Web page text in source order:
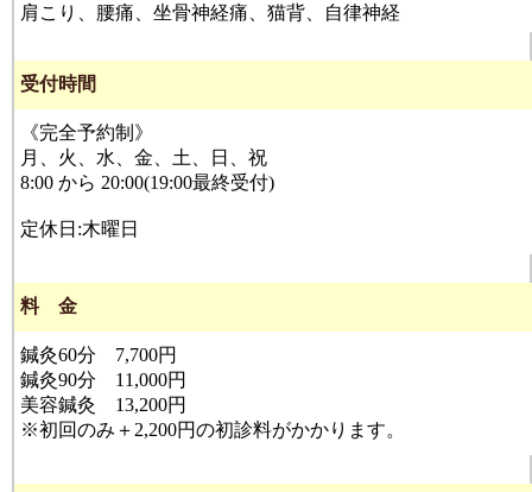
肩こり、腰痛、坐骨神経痛、猫背、自律神経
受付時間
《完全予約制》
月、火、水、金、土、日、祝
8:00 から 20:00(19:00最終受付)
定休日:木曜日
料 金
鍼灸60分 7,700円
鍼灸90分 11,000円
美容鍼灸 13,200円
※初回のみ＋2,200円の初診料がかかります。